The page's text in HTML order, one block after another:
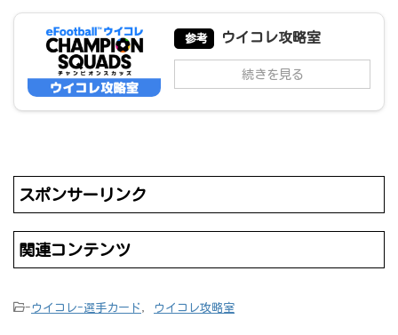
参考 ウイコレ攻略室
続きを見る
スポンサーリンク
関連コンテンツ
-ウイコレ-選手カード, ウイコレ攻略室